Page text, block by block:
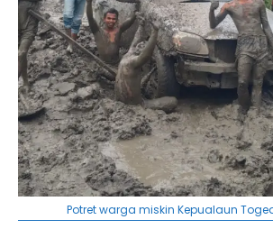
Potret warga miskin Kepualaun